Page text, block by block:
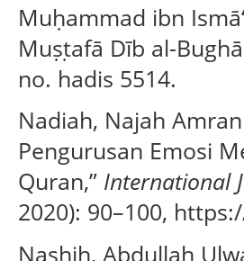
Muḥammad ibn
Muṣṭafā Dīb al-
no. hadis 5514.
Nadiah, Najah
Pengurusan Emosi
Quran,” International
2020): 90–100,
Nashih, Abdullah